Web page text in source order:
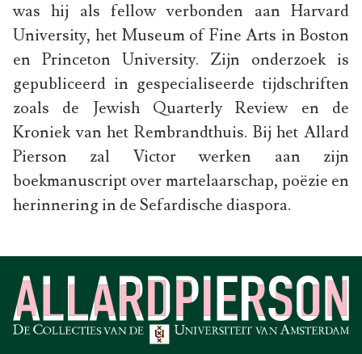
was hij als fellow verbonden aan Harvard
University, het Museum of Fine Arts in Boston
en Princeton University. Zijn onderzoek is
gepubliceerd in gespecialiseerde tijdschriften
zoals de Jewish Quarterly Review en de
Kroniek van het Rembrandthuis. Bij het Allard
Pierson zal Victor werken aan zijn
boekmanuscript over martelaarschap, poëzie en
herinnering in de Sefardische diaspora.